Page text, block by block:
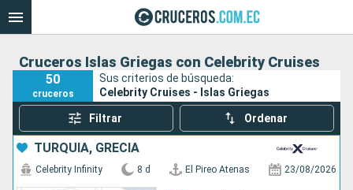
Cruceros Islas Griegas con Celebrity Cruises
50
cruceros
Sus criterios de búsqueda:
Celebrity Cruises - Islas Griegas
Filtrar Ordenar
TURQUÍA, GRECIA
Celebrity Infinity 8 d El Pireo Atenas 23/08/2026